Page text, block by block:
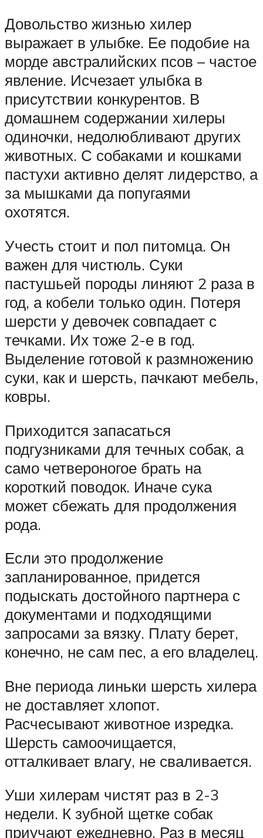
Довольство жизнью хилер
выражает в улыбке. Ее подобие на
морде австралийских псов – частое
явление. Исчезает улыбка в
присутствии конкурентов. В
домашнем содержании хилеры
одиночки, недолюбливают других
животных. С собаками и кошками
пастухи активно делят лидерство, а
за мышками да попугаями
охотятся.
Учесть стоит и пол питомца. Он
важен для чистюль. Суки
пастушьей породы линяют 2 раза в
год, а кобели только один. Потеря
шерсти у девочек совпадает с
течками. Их тоже 2-е в год.
Выделение готовой к размножению
суки, как и шерсть, пачкают мебель,
ковры.
Приходится запасаться
подгузниками для течных собак, а
само четвероногое брать на
короткий поводок. Иначе сука
может сбежать для продолжения
рода.
Если это продолжение
запланированное, придется
подыскать достойного партнера с
документами и подходящими
запросами за вязку. Плату берет,
конечно, не сам пес, а его владелец.
Вне периода линьки шерсть хилера
не доставляет хлопот.
Расчесывают животное изредка.
Шерсть самоочищается,
отталкивает влагу, не сваливается.
Уши хилерам чистят раз в 2-3
недели. К зубной щетке собак
приучают ежедневно. Раз в месяц